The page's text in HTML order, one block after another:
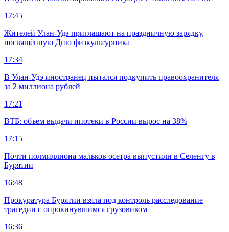
17:45
Жителей Улан-Удэ приглашают на праздничную зарядку,
посвящённую Дню физкультурника
17:34
В Улан-Удэ иностранец пытался подкупить правоохранителя
за 2 миллиона рублей
17:21
ВТБ: объем выдачи ипотеки в России вырос на 38%
17:15
Почти полмиллиона мальков осетра выпустили в Селенгу в
Бурятии
16:48
Прокуратура Бурятии взяла под контроль расследование
трагедии с опрокинувшимся грузовиком
16:36